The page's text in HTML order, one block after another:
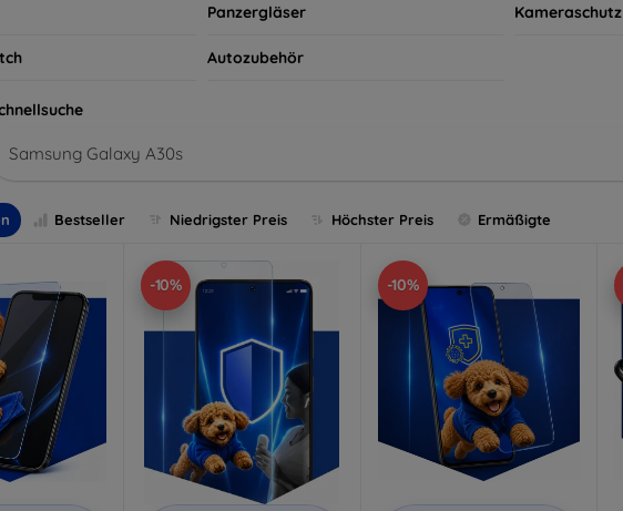
Panzergläser Kameraschutz
Autozubehör
Samsung Galaxy A30s
Bestseller Niedrigster Preis Höchster Preis Ermäßigte
-10% -10%